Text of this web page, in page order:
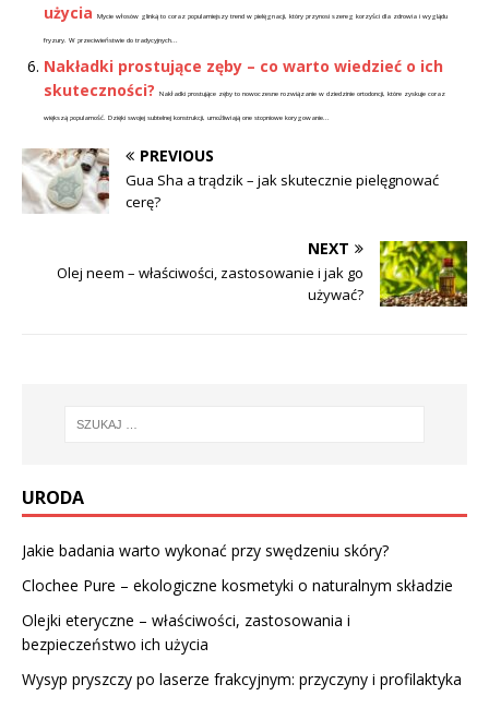
użycia
Mycie włosów glinką to coraz popularniejszy trend w pielęgnacji, który przynosi szereg korzyści dla zdrowia i wyglądu
fryzury. W przeciwieństwie do tradycyjnych...
Nakładki prostujące zęby – co warto wiedzieć o ich
skuteczności?
Nakładki prostujące zęby to nowoczesne rozwiązanie w dziedzinie ortodoncji, które zyskuje coraz
większą popularność. Dzięki swojej subtelnej konstrukcji, umożliwiają one stopniowe korygowanie...
PREVIOUS
Gua Sha a trądzik – jak skutecznie pielęgnować
cerę?
NEXT
Olej neem – właściwości, zastosowanie i jak go
używać?
URODA
Jakie badania warto wykonać przy swędzeniu skóry?
Clochee Pure – ekologiczne kosmetyki o naturalnym składzie
Olejki eteryczne – właściwości, zastosowania i
bezpieczeństwo ich użycia
Wysyp pryszczy po laserze frakcyjnym: przyczyny i profilaktyka